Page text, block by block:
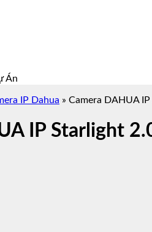
Án
IP Dahua » Camera DAHUA
IP Starlight